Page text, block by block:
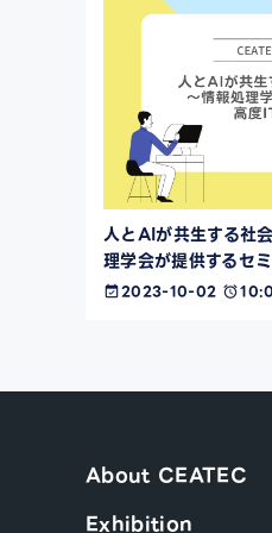
人とAIが共生する社
理学会が提供するセ
2023-10-02
About CEATEC
Exhibition